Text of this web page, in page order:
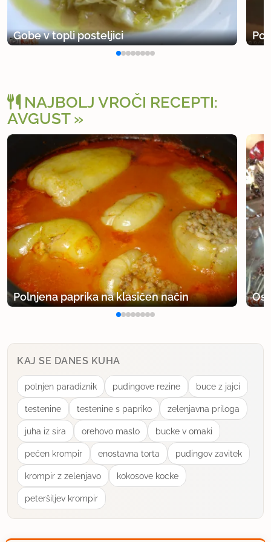
Gobe v topli posteljici
NAJBOLJ VROČI RECEPTI:
AVGUST
Polnjena paprika na klasičen način
KAJ SE DANES KUHA
polnjen paradiznik pudingove rezine buce z jajci
testenine testenine s papriko zelenjavna priloga
juha iz sira orehovo maslo bucke v omaki
pećen krompir enostavna torta pudingov zavitek
krompir z zelenjavo kokosove kocke
peteršiljev krompir